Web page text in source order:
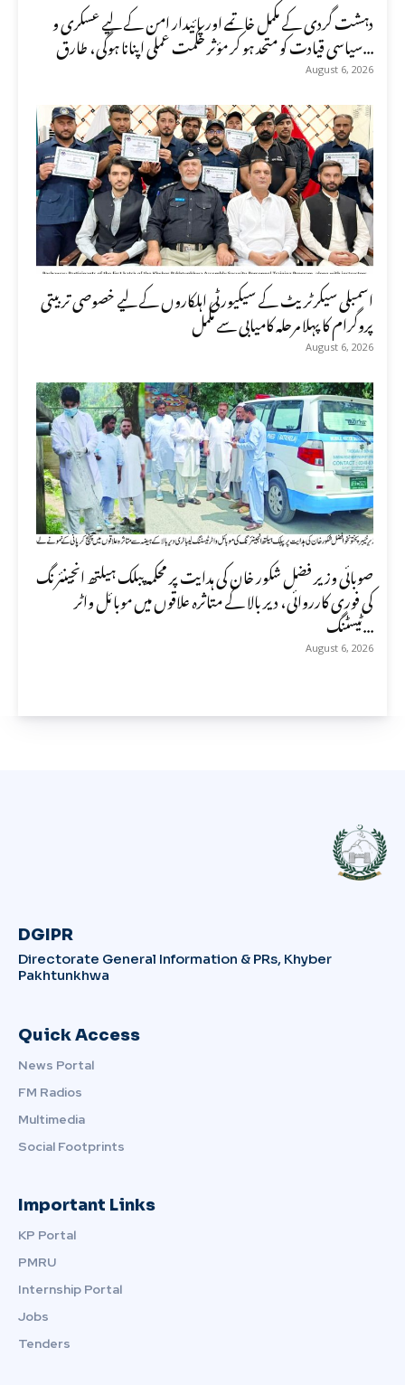
دہشت گردی کے مکمل خاتمے اور پائیدار امن کے لیے عسکری و
سیاسی قیادت کو متحد ہو کر مؤثر حکمت عملی اپنانا ہوگی، طارق...
August 6, 2026
اسمبلی سیکرٹریٹ کے سیکیورٹی اہلکاروں کے لیے خصوصی تربیتی
پروگرام کا پہلا مرحلہ کامیابی سے مکمل
August 6, 2026
صوبائی وزیر فضل شکور خان کی ہدایت پر محکمہ پبلک ہیلتھ انجینئرنگ
کی فوری کارروائی، دیر بالا کے متاثرہ علاقوں میں موبائل واٹر
ٹیسٹنگ...
August 6, 2026
DGIPR
Directorate General Information & PRs, Khyber
Pakhtunkhwa
Quick Access
News Portal
FM Radios
Multimedia
Social Footprints
Important Links
KP Portal
PMRU
Internship Portal
Jobs
Tenders